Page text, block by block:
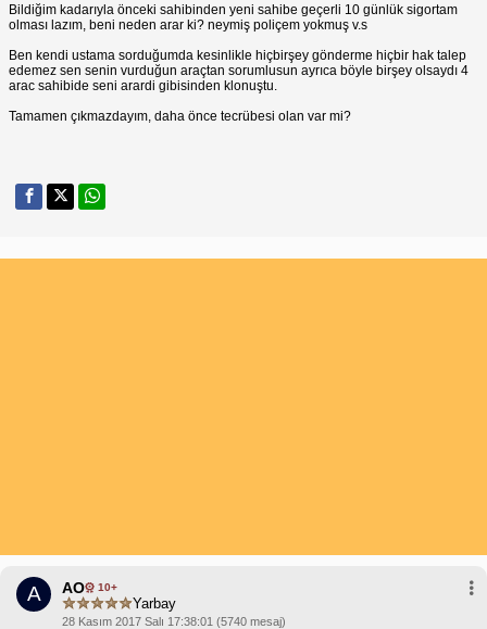
Bildiğim kadarıyla önceki sahibinden yeni sahibe geçerli 10 günlük sigortam
olması lazım, beni neden arar ki? neymiş poliçem yokmuş v.s
Ben kendi ustama sorduğumda kesinlikle hiçbirşey gönderme hiçbir hak talep
edemez sen senin vurduğun araçtan sorumlusun ayrıca böyle birşey olsaydı 4
arac sahibide seni arardi gibisinden klonuştu.
Tamamen çıkmazdayım, daha önce tecrübesi olan var mi?
A AO 10+
Yarbay
28 Kasım 2017 Salı 17:38:01 (5740 mesaj)